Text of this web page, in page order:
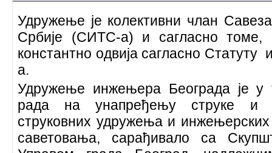
Удружење је колективни члан
Србије (СИТС-а) и сагласно томе,
константно одвија сагласно
а.
Удружење инжењера Београда је у
рада на унапређењу струке и
струковних удружења и
саветовања, сарађивало са